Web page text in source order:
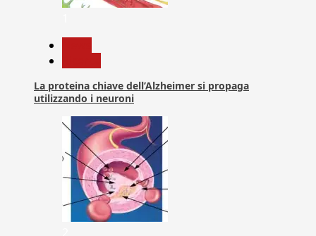
La proteina chiave dell’Alzheimer si propaga
utilizzando i neuroni